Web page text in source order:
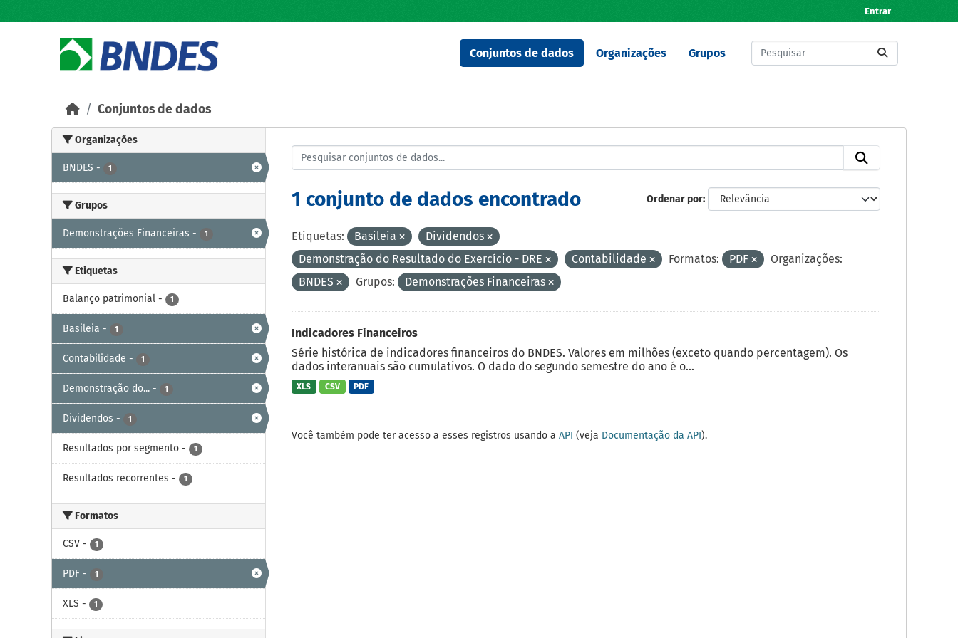
Entrar
Conjuntos de dados Organizações Grupos
Conjuntos de dados
Organizações
BNDES - 1
Grupos
Demonstrações Financeiras - 1
Etiquetas
Balanço patrimonial - 1
Basileia - 1
Contabilidade - 1
Demonstração do... - 1
Dividendos - 1
Resultados por segmento - 1
Resultados recorrentes - 1
Formatos
CSV - 1
PDF - 1
XLS - 1
Ordenar por
1 conjunto de dados encontrado
Etiquetas: Basileia
Dividendos
Demonstração do Resultado do Exercício - DRE
Contabilidade Formatos: PDF
Organizações:
BNDES
Grupos: Demonstrações Financeiras
Indicadores Financeiros
Série histórica de indicadores financeiros do BNDES. Valores em milhões (exceto quando percentagem). Os
dados interanuais são cumulativos. O dado do segundo semestre do ano é o...
XLS CSV PDF
Você também pode ter acesso a esses registros usando a API (veja Documentação da API).